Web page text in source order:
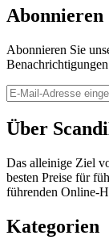
Abonnieren
Abonnieren Sie
Über
Das alleinige Ziel
besten Preise für
führenden Online-
Kategorien